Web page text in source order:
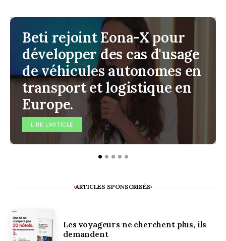
Beti rejoint Eona-X pour
développer des cas d'usage
de véhicules autonomes en
transport et logistique en
Europe.
LIRE L'ARTICLE
ARTICLES SPONSORISÉS
Les voyageurs ne cherchent plus, ils
demandent